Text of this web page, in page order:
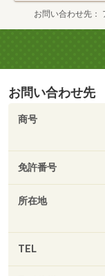
お問い合わせ先
お問い合わせ先
商号
免許番号
所在地
TEL